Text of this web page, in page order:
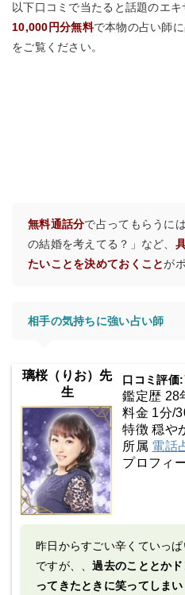
以下口コミで当たると話題のエキ
10,000円分無料で本物の占い師
をご覧ください。
無料通話分で占ってもらうに
の結婚を考えてる？」など、
たいことを決めておくことが
相手の気持ちに強い占い師
璃桜（りお）先
生
口コミ評価:
鑑定歴 28
料金 1分/
特徴 穏や
所属 電話
プロフィ
昨日からすごい辛くていっ
ですが、、過去のこととか
ってきたときに笑ってしま